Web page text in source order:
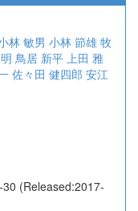
林 敏男 小林 節雄 牧
鳥居 新平 上田 雅
佐々田 健四郎 安江
(Released:2017-